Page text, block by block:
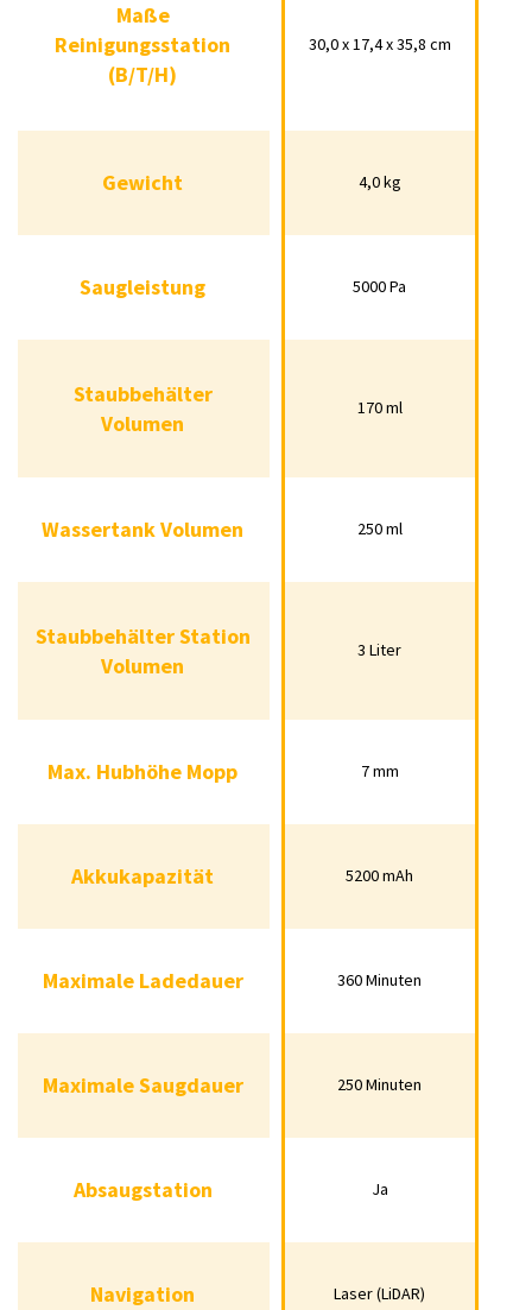
Reinigungsstation
(B/T/H)
Volumen
Wassertank Volumen
Staubbehälter Station
Volumen
Max. Hubhöhe Mopp
Akkukapazität
Maximale Ladedauer 360 Minuten
Maximale Saugdauer 250 Minuten
Absaugstation Ja
Navigation Laser (LiDAR)
30,0 x 17,4 x 35,8 cm
4,0 kg
5000 Pa
170 ml
250 ml
3 Liter
7 mm
5200 mAh
360 Minuten
250 Minuten
Ja
Laser (LiDAR)
Maße
Reinigungsstation
(B/T/H)
Gewicht
Saugleistung
Staubbehälter
Volumen
Wassertank Volumen
Staubbehälter Station
Volumen
Max. Hubhöhe Mopp
Akkukapazität
Maximale Ladedauer
Maximale Saugdauer
Absaugstation
Navigation